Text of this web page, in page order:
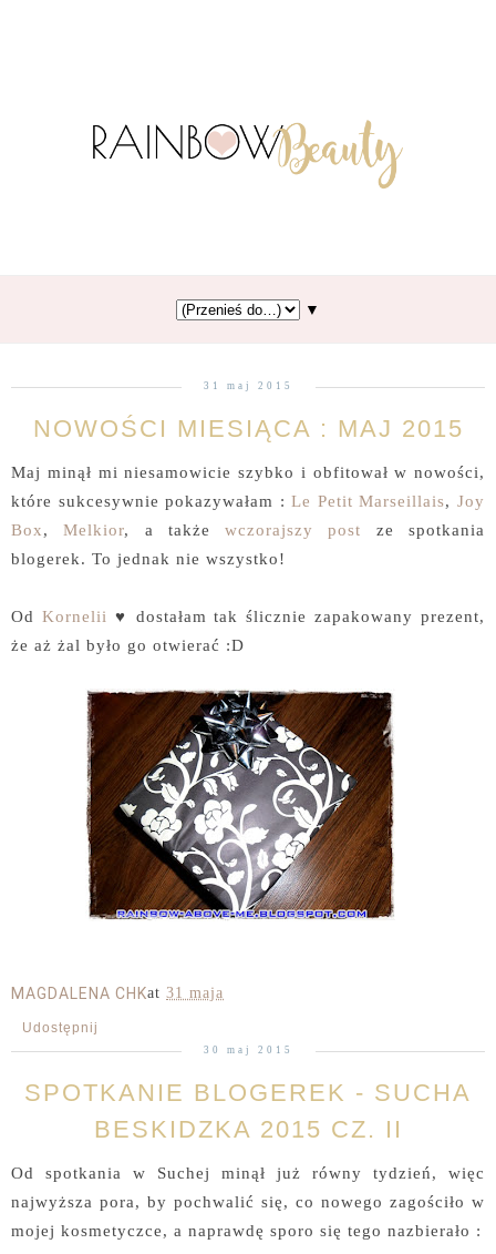
▼
31 maj 2015
NOWOŚCI MIESIĄCA : MAJ 2015
Maj minął mi niesamowicie szybko i obfitował w nowości,
które sukcesywnie pokazywałam :Le Petit Marseillais,Joy
Box,Melkior, a takżewczorajszy post ze spotkania
blogerek. To jednak nie wszystko!
Od Kornelii ♥ dostałam tak ślicznie zapakowany prezent,
że aż żal było go otwierać :D
MAGDALENA CHKat 31 maja
Udostępnij
30 maj 2015
SPOTKANIE BLOGEREK - SUCHA
BESKIDZKA 2015 CZ. II
Od spotkania w Suchej minął już równy tydzień, więc
najwyższa pora, by pochwalić się, co nowego zagościło w
mojej kosmetyczce, a naprawdę sporo się tego nazbierało :